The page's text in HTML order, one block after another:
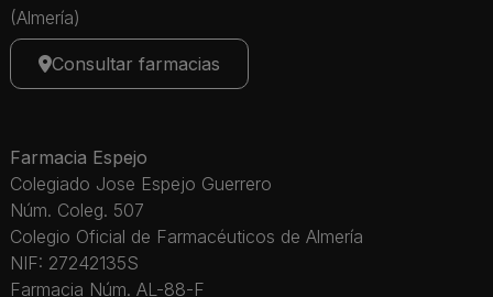
(Almería)
Consultar farmacias
Farmacia Espejo
Colegiado Jose Espejo Guerrero
Núm. Coleg. 507
Colegio Oficial de Farmacéuticos de Almería
NIF: 27242135S
Farmacia Núm. AL-88-F